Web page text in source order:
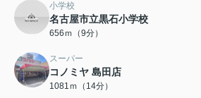
小学校
名古屋市立黒石小学校
656ｍ（9分）
スーパー
コノミヤ 島田店
1081ｍ（14分）